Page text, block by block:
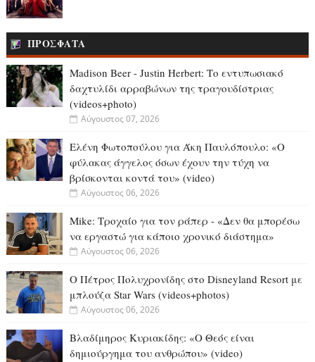
ΠΡΟΣΦΑΤΑ
Madison Beer - Justin Herbert: Το εντυπωσιακό
δαχτυλίδι αρραβώνων της τραγουδίστριας
(videos+photo)
Αύγουστος 07, 2026
Ελένη Φωτοπούλου για Άκη Παυλόπουλο: «Ο
φύλακας άγγελος όσων έχουν την τύχη να
βρίσκονται κοντά του» (video)
Αύγουστος 06, 2026
Mike: Τροχαίο για τον ράπερ - «Δεν θα μπορέσω
να εργαστώ για κάποιο χρονικό διάστημα»
Αύγουστος 06, 2026
Ο Πέτρος Πολυχρονίδης στο Disneyland Resort με
μπλούζα Star Wars (videos+photos)
Αύγουστος 06, 2026
Βλαδίμηρος Κυριακίδης: «Ο Θεός είναι
δημιούργημα του ανθρώπου» (video)